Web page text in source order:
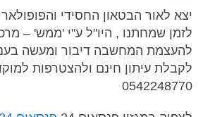
לזמן שמחתנו , היו"ל ע"י 'ממש' –
להעצמת המחשבה דיבור ומעשה
לקבלת עיתון חינם ולהצטרפות
0542248770